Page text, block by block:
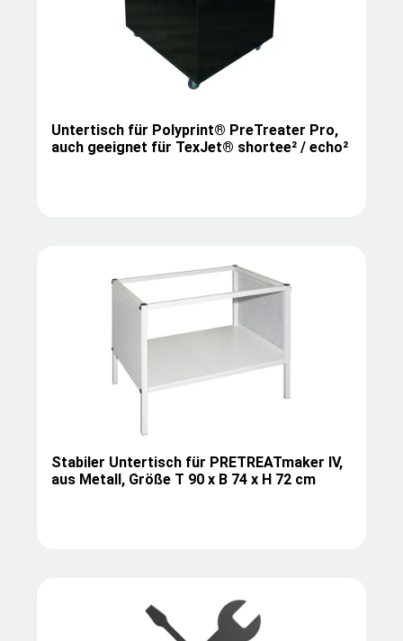
Untertisch für Polyprint® PreTreater Pro,
auch geeignet für TexJet® shortee² / echo²
Stabiler Untertisch für PRETREATmaker IV,
aus Metall, Größe T 90 x B 74 x H 72 cm